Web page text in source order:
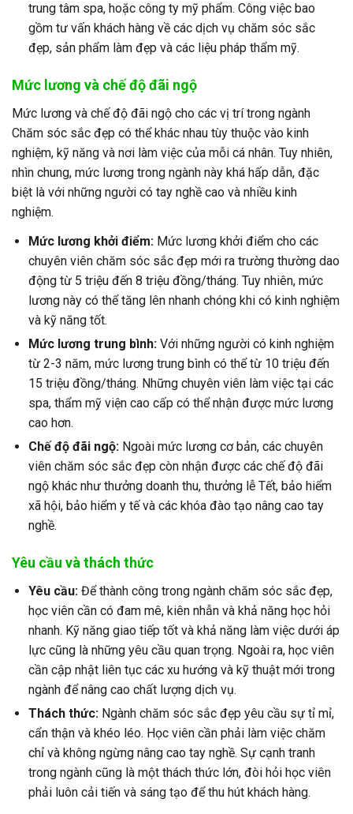
trung tâm spa, hoặc công ty mỹ phẩm. Công việc bao
gồm tư vấn khách hàng về các dịch vụ chăm sóc sắc
đẹp, sản phẩm làm đẹp và các liệu pháp thẩm mỹ.
Mức lương và chế độ đãi ngộ
Mức lương và chế độ đãi ngộ cho các vị trí trong ngành
Chăm sóc sắc đẹp có thể khác nhau tùy thuộc vào kinh
nghiệm, kỹ năng và nơi làm việc của mỗi cá nhân. Tuy nhiên,
nhìn chung, mức lương trong ngành này khá hấp dẫn, đặc
biệt là với những người có tay nghề cao và nhiều kinh
nghiệm.
Mức lương khởi điểm:Mức lương khởi điểm cho các
chuyên viên chăm sóc sắc đẹp mới ra trường thường dao
động từ 5 triệu đến 8 triệu đồng/tháng. Tuy nhiên, mức
lương này có thể tăng lên nhanh chóng khi có kinh nghiệm
và kỹ năng tốt.
Mức lương trung bình:Với những người có kinh nghiệm
từ 2-3 năm, mức lương trung bình có thể từ 10 triệu đến
15 triệu đồng/tháng. Những chuyên viên làm việc tại các
spa, thẩm mỹ viện cao cấp có thể nhận được mức lương
cao hơn.
Chế độ đãi ngộ:Ngoài mức lương cơ bản, các chuyên
viên chăm sóc sắc đẹp còn nhận được các chế độ đãi
ngộ khác như thưởng doanh thu, thưởng lễ Tết, bảo hiểm
xã hội, bảo hiểm y tế và các khóa đào tạo nâng cao tay
nghề.
Yêu cầu và thách thức
Yêu cầu:Để thành công trong ngành chăm sóc sắc đẹp,
học viên cần có đam mê, kiên nhẫn và khả năng học hỏi
nhanh. Kỹ năng giao tiếp tốt và khả năng làm việc dưới áp
lực cũng là những yêu cầu quan trọng. Ngoài ra, học viên
cần cập nhật liên tục các xu hướng và kỹ thuật mới trong
ngành để nâng cao chất lượng dịch vụ.
Thách thức:Ngành chăm sóc sắc đẹp yêu cầu sự tỉ mỉ,
cẩn thận và khéo léo. Học viên cần phải làm việc chăm
chỉ và không ngừng nâng cao tay nghề. Sự cạnh tranh
trong ngành cũng là một thách thức lớn, đòi hỏi học viên
phải luôn cải tiến và sáng tạo để thu hút khách hàng.